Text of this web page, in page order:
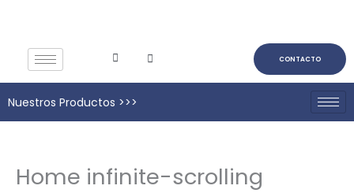
contenido
CONTACTO
Nuestros Productos >>>
Home infinite-scrolling